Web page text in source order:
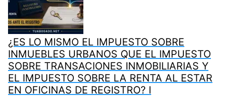
¿ES LO MISMO EL IMPUESTO SOBRE
INMUEBLES URBANOS QUE EL IMPUESTO
SOBRE TRANSACIONES INMOBILIARIAS Y
EL IMPUESTO SOBRE LA RENTA AL ESTAR
EN OFICINAS DE REGISTRO? I